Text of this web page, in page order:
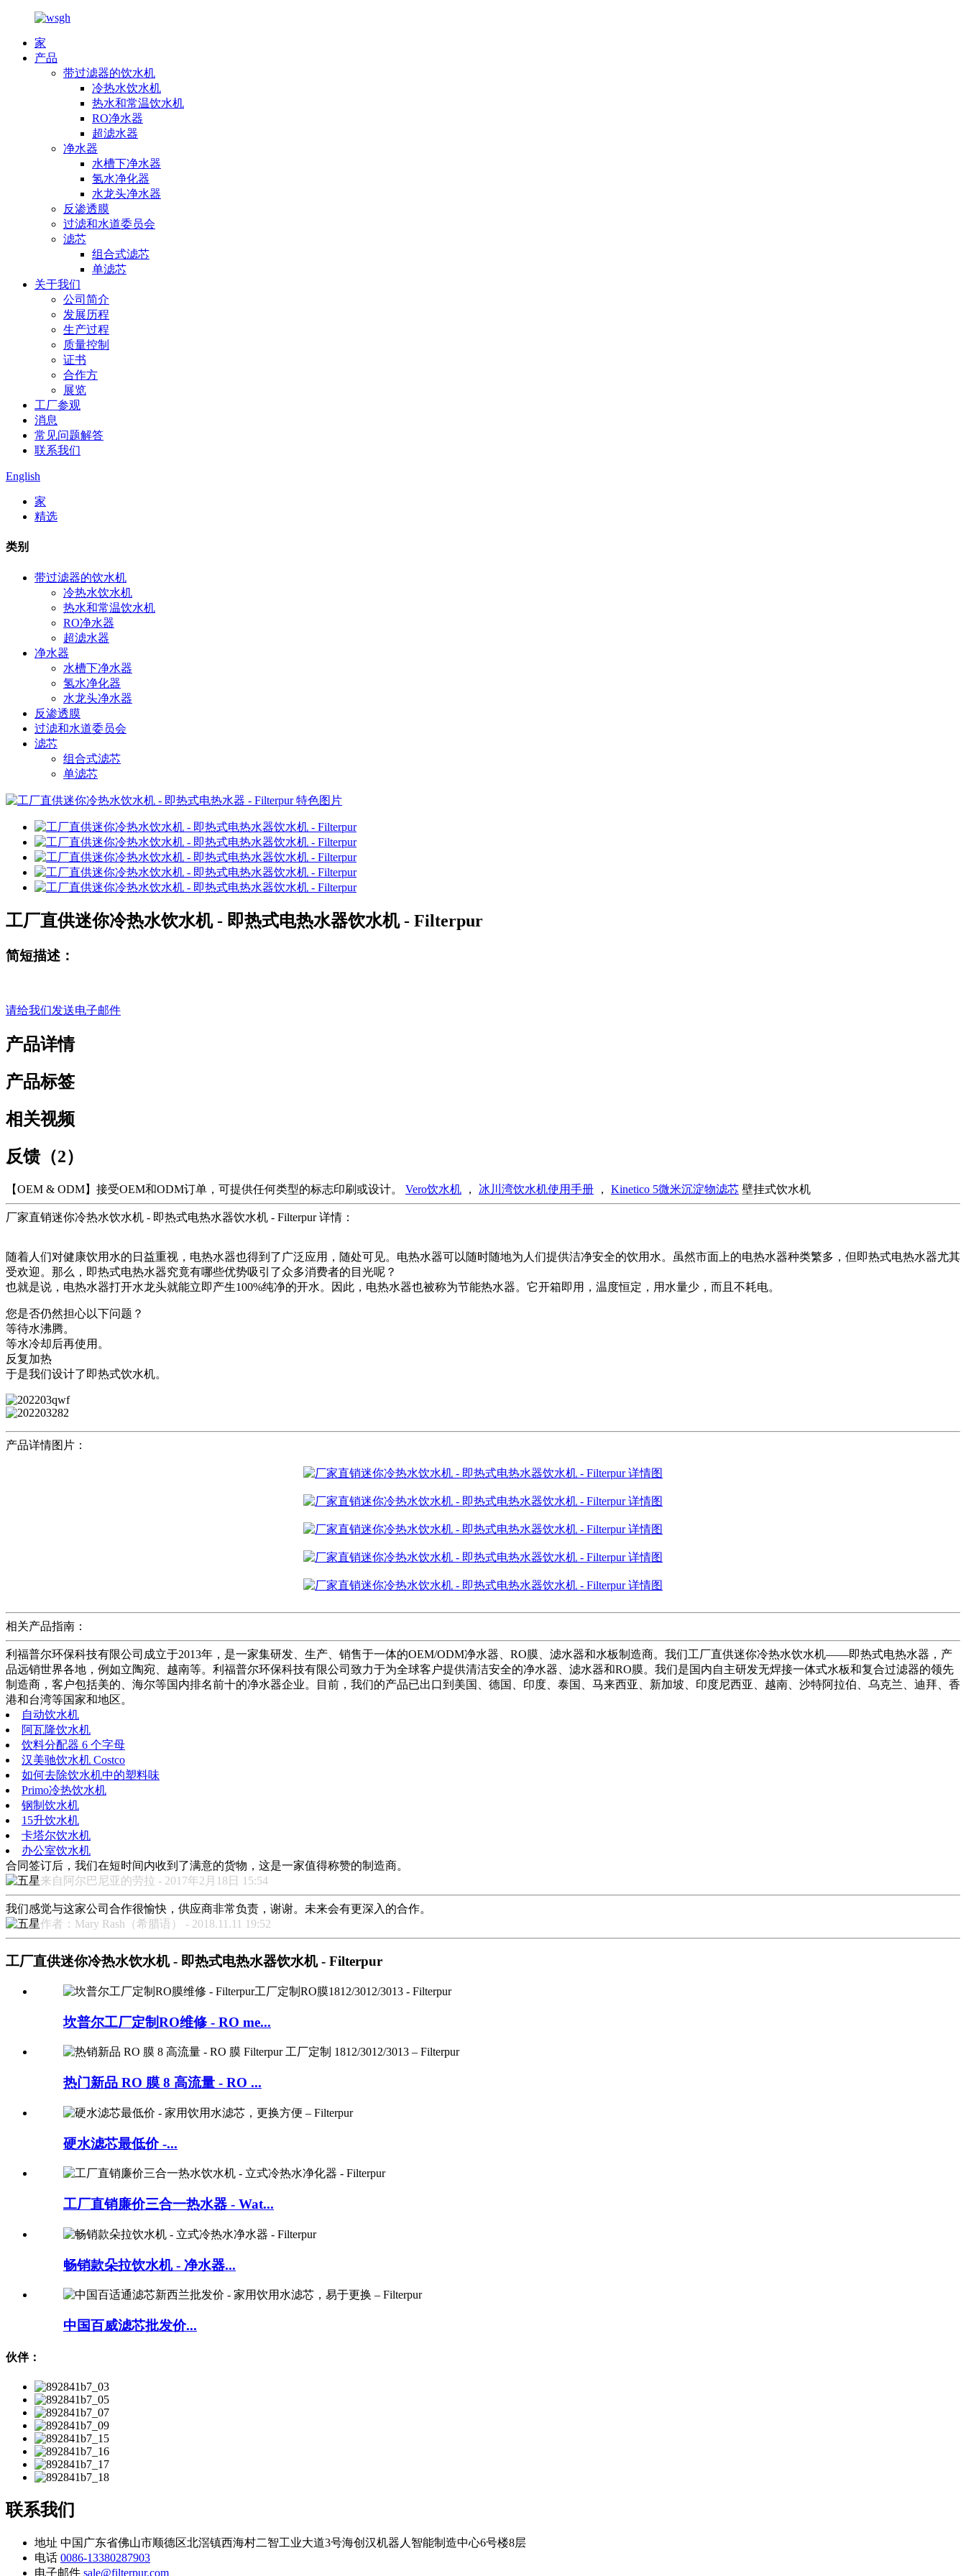
家
产品
带过滤器的饮水机
冷热水饮水机
热水和常温饮水机
RO净水器
超滤水器
净水器
水槽下净水器
氢水净化器
水龙头净水器
反渗透膜
过滤和水道委员会
滤芯
组合式滤芯
单滤芯
关于我们
公司简介
发展历程
生产过程
质量控制
证书
合作方
展览
工厂参观
消息
常见问题解答
联系我们
English
家
精选
类别
带过滤器的饮水机
冷热水饮水机
热水和常温饮水机
RO净水器
超滤水器
净水器
水槽下净水器
氢水净化器
水龙头净水器
反渗透膜
过滤和水道委员会
滤芯
组合式滤芯
单滤芯
工厂直供迷你冷热水饮水机 - 即热式电热水器饮水机 - Filterpur
简短描述：
请给我们发送电子邮件
产品详情
产品标签
相关视频
反馈（2）
【OEM & ODM】接受OEM和ODM订单，可提供任何类型的标志印刷或设计。 Vero饮水机 ， 冰川湾饮水机使用手册 ， Kinetico 5微米沉淀物滤芯 壁挂式饮水机
厂家直销迷你冷热水饮水机 - 即热式电热水器饮水机 - Filterpur 详情：
随着人们对健康饮用水的日益重视，电热水器也得到了广泛应用，随处可见。电热水器可以随时随地为人们提供洁净安全的饮用水。虽然市面上的电热水器种类繁多，但即热式电热水器尤其
受欢迎。那么，即热式电热水器究竟有哪些优势吸引了众多消费者的目光呢？
也就是说，电热水器打开水龙头就能立即产生100%纯净的开水。因此，电热水器也被称为节能热水器。它开箱即用，温度恒定，用水量少，而且不耗电。
您是否仍然担心以下问题？
等待水沸腾。
等水冷却后再使用。
反复加热
于是我们设计了即热式饮水机。
产品详情图片：
相关产品指南：
利福普尔环保科技有限公司成立于2013年，是一家集研发、生产、销售于一体的OEM/ODM净水器、RO膜、滤水器和水板制造商。我们工厂直供迷你冷热水饮水机——即热式电热水器，产
品远销世界各地，例如立陶宛、越南等。利福普尔环保科技有限公司致力于为全球客户提供清洁安全的净水器、滤水器和RO膜。我们是国内自主研发无焊接一体式水板和复合过滤器的领先
制造商，客户包括美的、海尔等国内排名前十的净水器企业。目前，我们的产品已出口到美国、德国、印度、泰国、马来西亚、新加坡、印度尼西亚、越南、沙特阿拉伯、乌克兰、迪拜、香
港和台湾等国家和地区。
自动饮水机
阿瓦隆饮水机
饮料分配器 6 个字母
汉美驰饮水机 Costco
如何去除饮水机中的塑料味
Primo冷热饮水机
钢制饮水机
15升饮水机
卡塔尔饮水机
办公室饮水机
合同签订后，我们在短时间内收到了满意的货物，这是一家值得称赞的制造商。
来自阿尔巴尼亚的劳拉 - 2017年2月18日 15:54
我们感觉与这家公司合作很愉快，供应商非常负责，谢谢。未来会有更深入的合作。
作者：Mary Rash（希腊语） - 2018.11.11 19:52
工厂直供迷你冷热水饮水机 - 即热式电热水器饮水机 - Filterpur
坎普尔工厂定制RO维修 - RO me...
热门新品 RO 膜 8 高流量 - RO ...
硬水滤芯最低价 -...
工厂直销廉价三合一热水器 - Wat...
畅销款朵拉饮水机 - 净水器...
中国百威滤芯批发价...
伙伴：
联系我们
地址 中国广东省佛山市顺德区北滘镇西海村二智工业大道3号海创汉机器人智能制造中心6号楼8层
电话 0086-13380287903
电子邮件 sale@filterpur.com